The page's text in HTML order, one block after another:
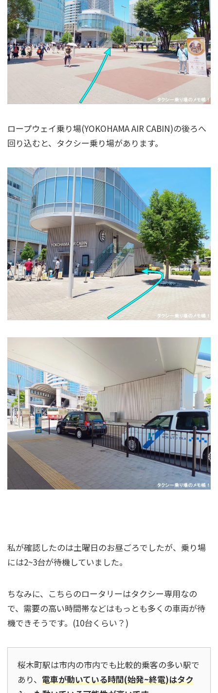
ロープウェイ乗り場(YOKOHAMA AIR CABIN)の後ろへ
回り込むと、タクシー乗り場があります。
私が確認したのは土曜日のお昼ごろでしたが、乗り場
には2~3台が待機していました。
ちなみに、こちらのロータリーはタクシー専用なの
で、需要の高い時間帯などはもっとも多くの車両が待
機できそうです。(10台くらい？)
桜木町駅は市内の市内でも比較的乗客の多い駅で
あり、 電車が動いている時間(始発~終電)はタク